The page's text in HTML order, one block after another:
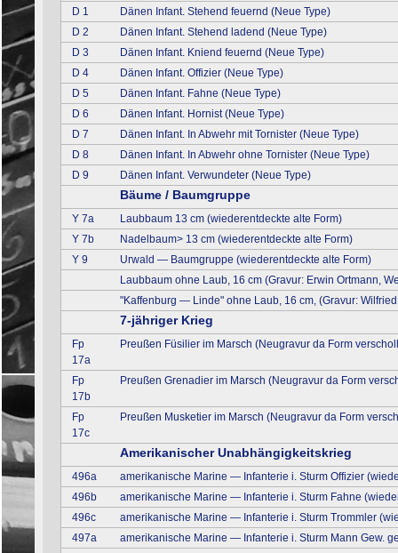
D 1
Dänen Infant. Stehend feuernd (Neue Type)
D 2
Dänen Infant. Stehend ladend (Neue Type)
D 3
Dänen Infant. Kniend feuernd (Neue Type)
D 4
Dänen Infant. Offizier (Neue Type)
D 5
Dänen Infant. Fahne (Neue Type)
D 6
Dänen Infant. Hornist (Neue Type)
D 7
Dänen Infant. In Abwehr mit Tornister (Neue Type)
D 8
Dänen Infant. In Abwehr ohne Tornister (Neue Type)
D 9
Dänen Infant. Verwundeter (Neue Type)
Bäume / Baumgruppe
Y 7a
Laubbaum 13 cm (wiederentdeckte alte Form)
Y 7b
Nadelbaum> 13 cm (wiederentdeckte alte Form)
Y 9
Urwald — Baumgruppe (wiederentdeckte alte Form)
Laubbaum ohne Laub, 16 cm (Gravur: Erwin Ortmann,
"Kaffenburg — Linde" ohne Laub, 16 cm, (Gravur:
7-jähriger Krieg
Fp
17a
Preußen Füsilier im Marsch (Neugravur da Form
Fp
17b
Preußen Grenadier im Marsch (Neugravur da Form
Fp
17c
Preußen Musketier im Marsch (Neugravur da Form
Amerikanischer Unabhängigkeitskrieg
496a
amerikanische Marine — Infanterie i. Sturm Offizier
496b
amerikanische Marine — Infanterie i. Sturm Fahne
496c
amerikanische Marine — Infanterie i. Sturm Trommler
497a
amerikanische Marine — Infanterie i. Sturm Mann Gew.